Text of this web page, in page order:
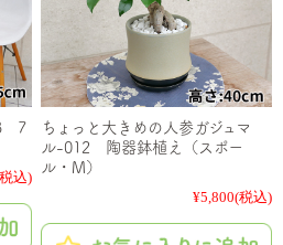
7
込)
ちょっと大きめの人参ガジュマ
ル-012 陶器鉢植え（スポー
ル・M）
¥5,800(税込)